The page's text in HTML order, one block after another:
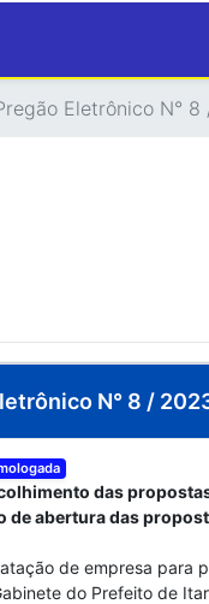
Eletrônico N°
N° 8 /
das
de abertura das
de empresa para
do Prefeito de